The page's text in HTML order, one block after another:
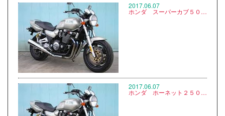
2017.06.07
ホンダ スーパーカブ５０ AA04 ※写真なし
2017.06.07
ホンダ ホーネット２５０ ＭＣ３１ ※写真なし